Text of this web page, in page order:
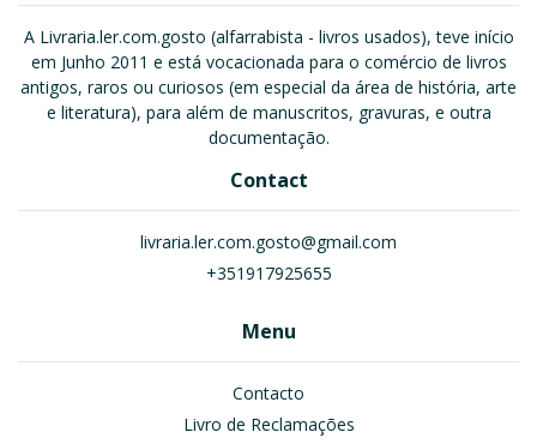
A Livraria.ler.com.gosto (alfarrabista - livros usados), teve início
em Junho 2011 e está vocacionada para o comércio de livros
antigos, raros ou curiosos (em especial da área de história, arte
e literatura), para além de manuscritos, gravuras, e outra
documentação.
Contact
livraria.ler.com.gosto@gmail.com
+351917925655
Menu
Contacto
Livro de Reclamações